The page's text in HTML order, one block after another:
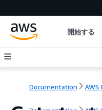
開始する
Documentation AWS